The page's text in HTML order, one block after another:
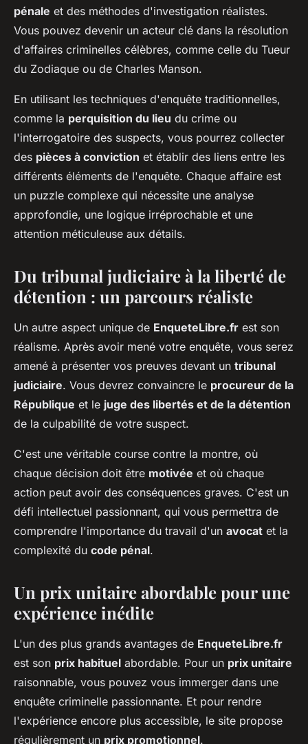
pénale et des méthodes d'investigation réalistes.
Vous pouvez devenir un acteur clé dans la résolution
d'affaires criminelles célèbres, comme celle du Tueur
du Zodiaque ou de Charles Manson.
En utilisant les techniques d'enquête traditionnelles,
comme la perquisition du lieu du crime ou
l'interrogatoire des suspects, vous pourrez collecter
des pièces à conviction et établir des liens entre les
différents éléments de l'enquête. Chaque affaire est
un puzzle complexe qui nécessite une analyse
approfondie, une logique irréprochable et une
attention méticuleuse aux détails.
Du tribunal judiciaire à la liberté de
détention : un parcours réaliste
Un autre aspect unique de EnqueteLibre.fr est son
réalisme. Après avoir mené votre enquête, vous serez
amené à présenter vos preuves devant un tribunal
judiciaire. Vous devrez convaincre le procureur de la
République et le juge des libertés et de la détention
de la culpabilité de votre suspect.
C'est une véritable course contre la montre, où
chaque décision doit être motivée et où chaque
action peut avoir des conséquences graves. C'est un
défi intellectuel passionnant, qui vous permettra de
comprendre l'importance du travail d'un avocat et la
complexité du code pénal.
Un prix unitaire abordable pour une
expérience inédite
L'un des plus grands avantages de EnqueteLibre.fr
est son prix habituel abordable. Pour un prix unitaire
raisonnable, vous pouvez vous immerger dans une
enquête criminelle passionnante. Et pour rendre
l'expérience encore plus accessible, le site propose
régulièrement un prix promotionnel.